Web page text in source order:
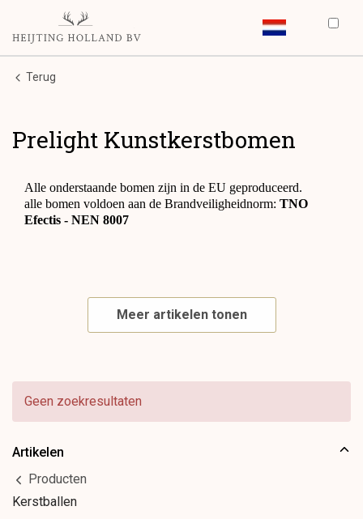
Terug
Prelight Kunstkerstbomen
Alle onderstaande bomen zijn in de EU geproduceerd.
alle bomen voldoen aan de Brandveiligheidnorm: TNO
Efectis - NEN 8007
Meer artikelen tonen
Geen zoekresultaten
Artikelen
Producten
Kerstballen